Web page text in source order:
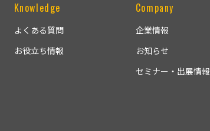
Company
企業情報
お知らせ
セミナー・出展情報
Knowledge
よくある質問
お役立ち情報